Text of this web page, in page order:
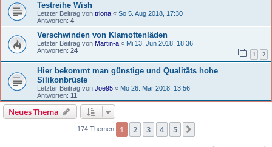
Testreihe Wish
Letzter Beitrag von triona « So 5. Aug 2018, 17:30
Antworten: 4
Verschwinden von Klamottenläden
Letzter Beitrag von Martin-a « Mi 13. Jun 2018, 18:36
Antworten: 24 1 2
Hier bekommt man günstige und Qualitäts hohe
Silikonbrüste
Letzter Beitrag von Joe95 « Mo 26. Mär 2018, 13:56
Antworten: 11
Neues Thema
174 Themen 1 2 3 4 5